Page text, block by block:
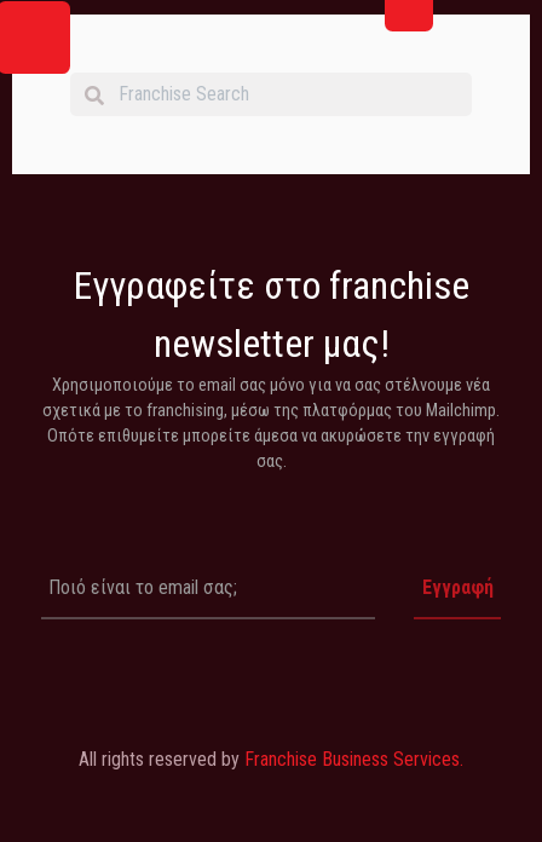
Εγγραφείτε στο franchise
newsletter μας!
Χρησιμοποιούμε το email σας μόνο για να σας στέλνουμε νέα
σχετικά με το franchising, μέσω της πλατφόρμας του Mailchimp.
Οπότε επιθυμείτε μπορείτε άμεσα να ακυρώσετε την εγγραφή
σας.
All rights reserved by Franchise Business Services.